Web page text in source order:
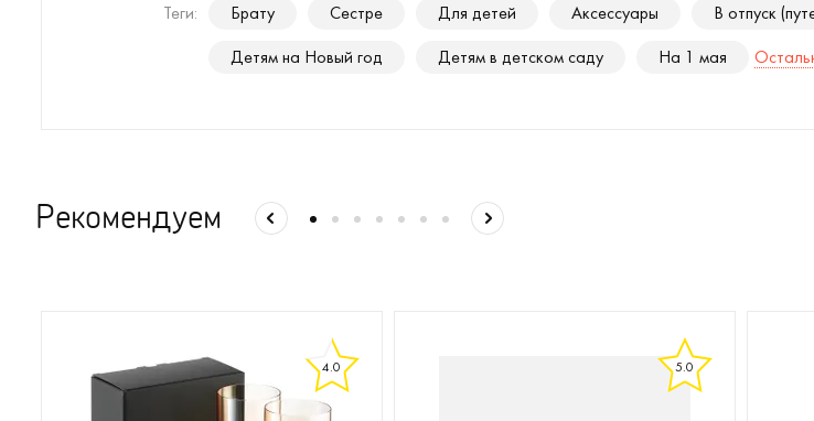
Теги: Брату Сестре Для детей Аксессуары В отпуск
Детям на Новый год
Детям в детском саду На 1 мая
Рекомендуем
4.0 5.0